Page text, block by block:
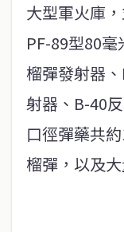
大型軍火庫
PF-89型80
榴彈發射器
射器、B-40
口徑彈藥共
榴彈，以及